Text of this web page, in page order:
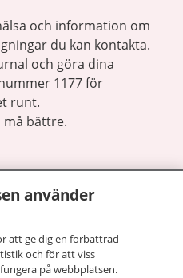
och information om
du kan kontakta.
och göra dina
1177 för
runt.
må bättre.
använder
att ge dig en förbättrad
och för att viss
på webbplatsen.